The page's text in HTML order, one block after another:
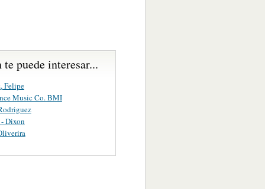
puede interesar...
Felipe
Music Co. BMI
Dixon